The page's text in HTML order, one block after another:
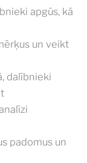
apgūs, kā
un veikt
dalībnieki
padomus un